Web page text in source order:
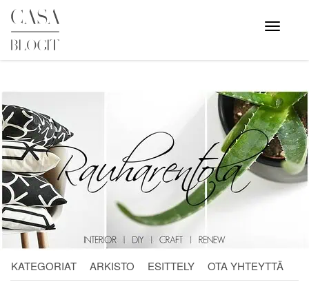
Skip
content
Avaa
valikko
KATEGORIAT ARKISTO ESITTELY OTA YHTEYTTÄ